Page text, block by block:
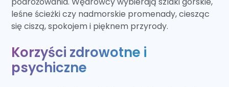
leśne ścieżki czy nadmorskie promenady, ciesząc
się ciszą, spokojem i pięknem przyrody.
Korzyści zdrowotne i
psychiczne